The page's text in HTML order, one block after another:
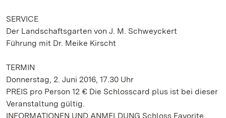
SERVICE
Der Landschaftsgarten von J. M. Schweyckert
Führung mit Dr. Meike Kirscht
TERMIN
Donnerstag, 2. Juni 2016, 17.30 Uhr
PREIS pro Person 12 € Die Schlosscard plus ist bei dieser
Veranstaltung gültig.
INFORMATIONEN UND ANMELDUNG Schloss Favorite